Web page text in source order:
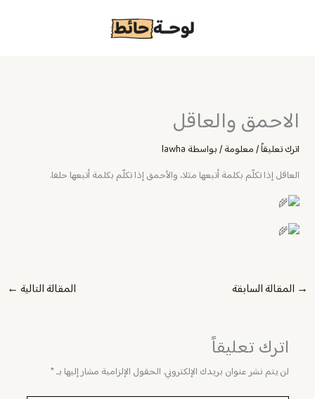
الاحمق والعاقل
اترك تعليقاً/معلومة/ بواسطة lawha
‏العاقل إذا تكلّم بكلمة أتبعها مثلا، والأحمق إذا تكلّم بكلمة أتبعها حلفا.
→ المقالة السابقة المقالة التالية ←
اترك تعليقاً
لن يتم نشر عنوان بريدك الإلكتروني. الحقول الإلزامية مشار إليها بـ*